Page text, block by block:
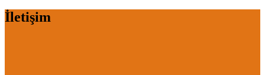
İletişim